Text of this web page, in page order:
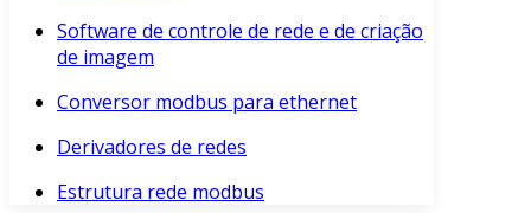
Software de controle de rede e de criação
de imagem
Conversor modbus para ethernet
Derivadores de redes
Estrutura rede modbus